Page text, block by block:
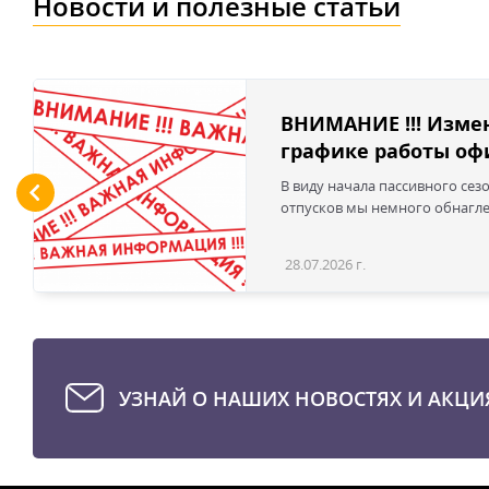
ВНИМАНИЕ !!!
графике работы
В виду начала пассивного
отпусков мы немного
28.07.2026 г.
УЗНАЙ О НАШИХ НОВОСТЯХ И